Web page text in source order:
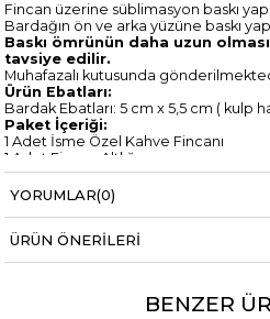
Fincan üzerine süblimasyon baskı
Bardağın ön ve arka yüzüne baskı
Baskı ömrünün daha uzun
tavsiye edilir.
Muhafazalı kutusunda
Ürün Ebatları:
Bardak Ebatları: 5 cm x 5,5 cm ( kulp
Paket İçeriği:
1 Adet İsme Özel Kahve Fincanı
1 Adet Fincan Altlığı
YORUMLAR(0)
ÜRÜN ÖNERILERI
BENZER